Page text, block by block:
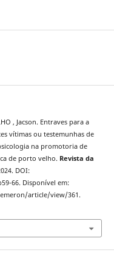
, Jacson. Entraves para a
vítimas ou testemunhas de
na promotoria de
de porto velho. Revista da
DOI:
66. Disponível em:
article/view/361.